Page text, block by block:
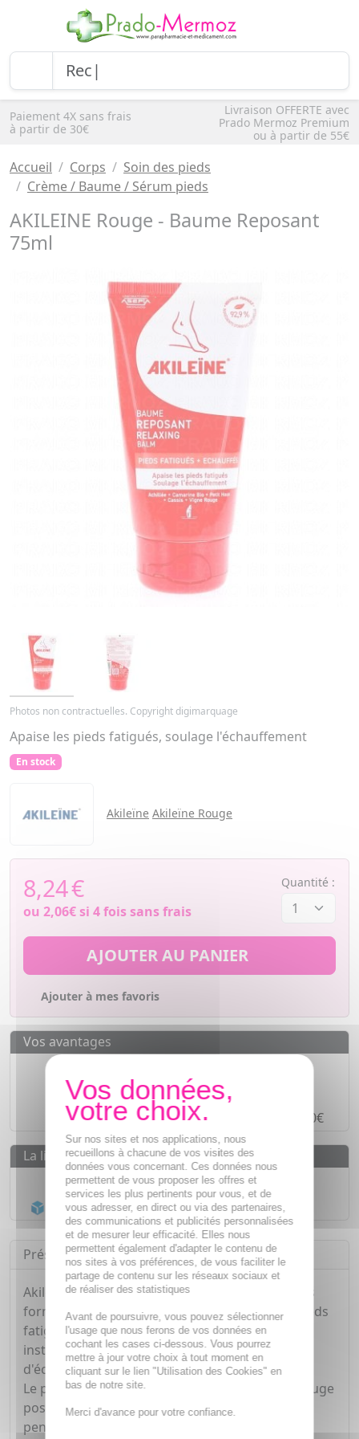
Paiement 4X sans frais
à partir de 30€
Livraison OFFERTE avec
Prado Mermoz Premium
ou à partir de 55€
Accueil Corps
Soin des pieds
Crème / Baume / Sérum pieds
AKILEINE Rouge - Baume Reposant
75ml
Photos non contractuelles. Copyright digimarquage
Apaise les pieds fatigués, soulage l'échauffement
En stock
Akileïne Akileïne Rouge
8,24€
ou 2,06€si 4 fois sans frais
Quantité :
AJOUTER AU PANIER
Ajouter à mes favoris
Vos avantages
Paiement en ligne SÉCURISÉ
Paiement en 4 fois sans frais à partir de 30€
La livraison
Livraison gratuite dès55€
Acheminement Chronopost en 24h*
Présentation
Akileïne Baume Reposant 75 ml est un soin sous
forme de baume qui apaise durablement les pieds
fatigués, gonflés et échauffés. Il soulage
instantanément, réduit les sensations
d'échauffements et apporte confort et légèreté.
Le petit houx, les feuilles de cassis et la vigne rouge
possèdent des propriétés microcirculatoire
pendant que la camarine noire tonifie et que
Sur nos sites et nos applications, nous
recueillons à chacune de vos visites des
données vous concernant. Ces données nous
permettent de vous proposer les offres et
services les plus pertinents pour vous, et de
vous adresser, en direct ou via des partenaires,
des communications et publicités personnalisées
et de mesurer leur efficacité. Elles nous
permettent également d'adapter le contenu de
nos sites à vos préférences, de vous faciliter le
partage de contenu sur les réseaux sociaux et
de réaliser des statistiques
Avant de poursuivre, vous pouvez sélectionner
l'usage que nous ferons de vos données en
cochant les cases ci-dessous. Vous pourrez
mettre à jour votre choix à tout moment en
cliquant sur le lien "Utilisation des Cookies" en
bas de notre site.
Merci d'avance pour votre confiance.